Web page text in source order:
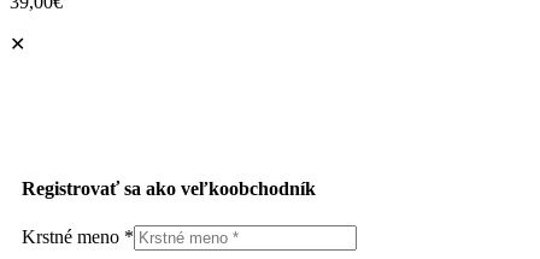
✕
Registrovať sa ako veľkoobchodník
Krstné meno *